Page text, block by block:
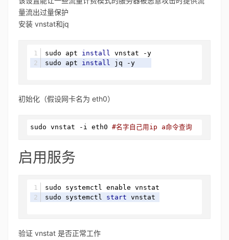
量流出过量保护
安装 vnstat和jq
sudo apt install
vnstat -y
sudo apt install jq -y
初始化（假设网卡名为 eth0）
sudo vnstat -i eth0 #名字自己用ip a命令查询
启用服务
sudo systemctl enable vnstat
sudo systemctl start vnstat
验证 vnstat 是否正常工作